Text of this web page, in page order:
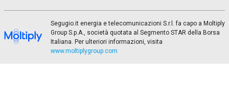
Segugio.it energia e telecomunicazioni S.r.l. fa capo a Moltiply
Group S.p.A., società quotata al Segmento STAR della Borsa
Italiana. Per ulteriori informazioni, visita
www.moltiplygroup.com